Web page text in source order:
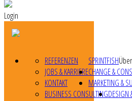
Login
SPRINTFISH
REFERENZEN
JOBS & KARRIERE
KONTAKT
CHANGE &
MARKETING &
BUSINESS CONSULTINGDESIGN